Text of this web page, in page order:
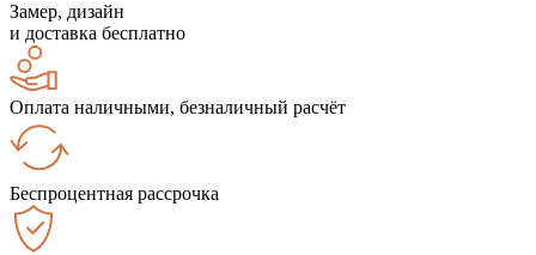
Замер, дизайн
и доставка бесплатно
Оплата наличными, безналичный расчёт
Беспроцентная рассрочка